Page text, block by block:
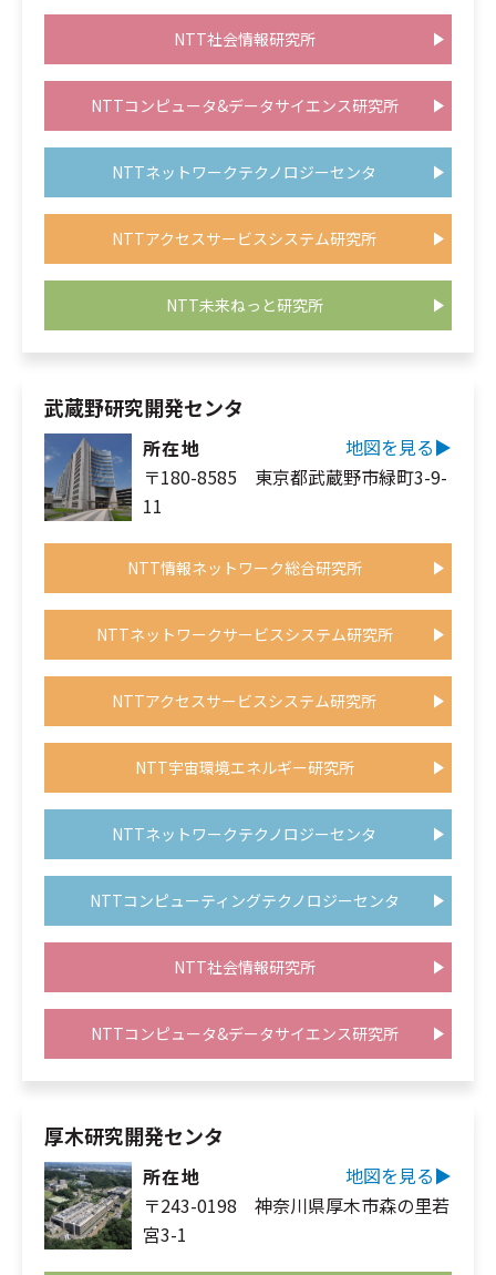
NTT社会情報研究所
NTTコンピュータ&データサイエンス研究所
NTTネットワークテクノロジーセンタ
NTTアクセスサービスシステム研究所
NTT未来ねっと研究所
武蔵野研究開発センタ
所在地
〒180-8585 東京都武蔵野市緑町3-9-
11
地図を見る▶︎
NTT情報ネットワーク総合研究所
NTTネットワークサービスシステム研究所
NTTアクセスサービスシステム研究所
NTT宇宙環境エネルギー研究所
NTTネットワークテクノロジーセンタ
NTTコンピューティングテクノロジーセンタ
NTT社会情報研究所
NTTコンピュータ&データサイエンス研究所
厚木研究開発センタ
所在地
〒243-0198 神奈川県厚木市森の里若
宮3-1
地図を見る▶︎